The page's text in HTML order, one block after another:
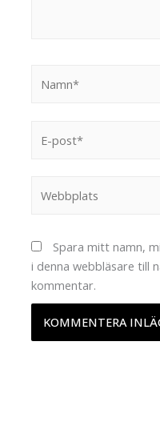
post*
Spara mitt namn,
i denna webbläsare till
kommentar.